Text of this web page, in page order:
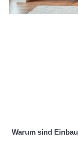
Warum sind